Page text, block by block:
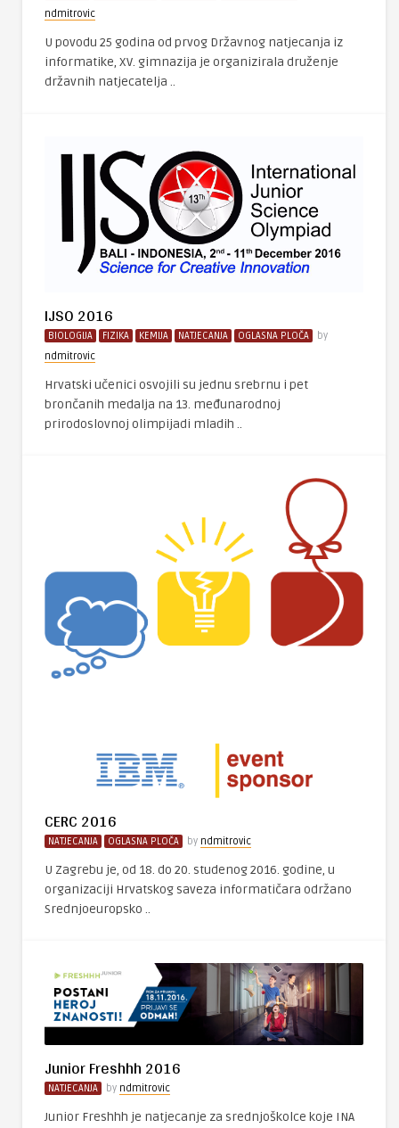
ndmitrovic
U povodu 25 godina od prvog Državnog natjecanja iz
informatike, XV. gimnazija je organizirala druženje
državnih natjecatelja ..
IJSO 2016
BIOLOGIJA FIZIKA KEMIJA NATJECANJA OGLASNA PLOČA
by
ndmitrovic
Hrvatski učenici osvojili su jednu srebrnu i pet
brončanih medalja na 13. međunarodnoj
prirodoslovnoj olimpijadi mladih ..
CERC 2016
NATJECANJA OGLASNA PLOČA by ndmitrovic
U Zagrebu je, od 18. do 20. studenog 2016. godine, u
organizaciji Hrvatskog saveza informatičara održano
Srednjoeuropsko ..
Junior Freshhh 2016
NATJECANJA by ndmitrovic
Junior Freshhh je natjecanje za srednjoškolce koje INA